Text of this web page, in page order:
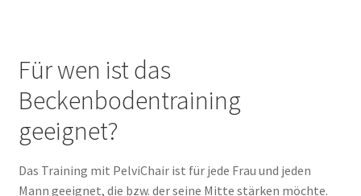
Für wen ist das
Beckenbodentraining
geeignet?
Das Training mit PelviChair ist für jede Frau und jeden
Mann geeignet, die bzw. der seine Mitte stärken möchte.